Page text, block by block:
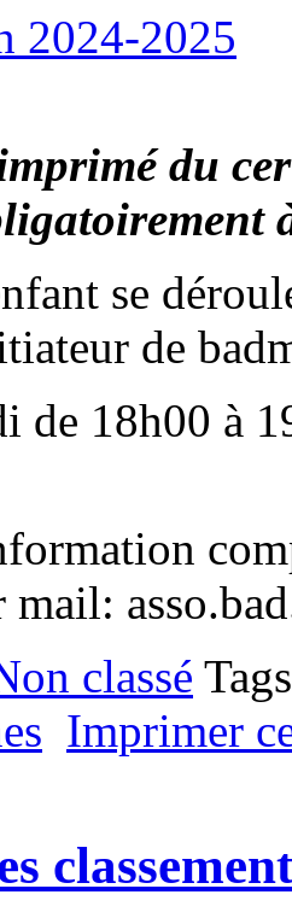
2024-2025
du
se
de
de 18h00 à
mail:
classé
Imprimer